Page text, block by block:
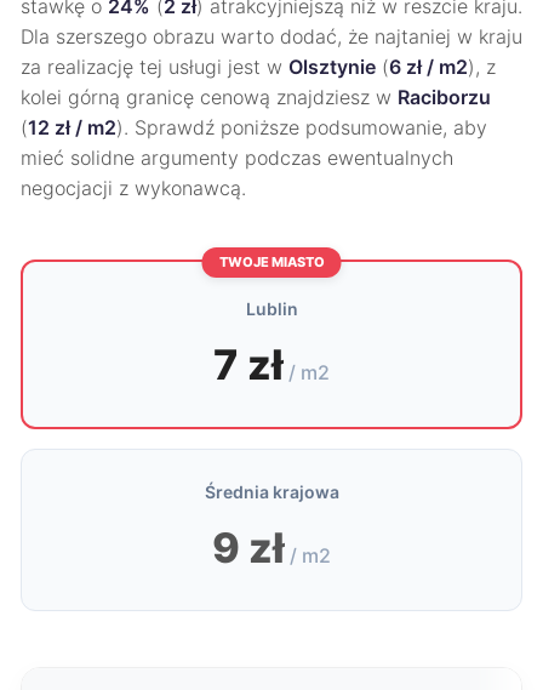
stawkę o 24% (2 zł) atrakcyjniejszą niż w reszcie kraju.
Dla szerszego obrazu warto dodać, że najtaniej w kraju
za realizację tej usługi jest w Olsztynie (6 zł / m2), z
kolei górną granicę cenową znajdziesz w Raciborzu
(12 zł / m2). Sprawdź poniższe podsumowanie, aby
mieć solidne argumenty podczas ewentualnych
negocjacji z wykonawcą.
TWOJE MIASTO
Lublin
7 zł / m2
Średnia krajowa
9 zł / m2